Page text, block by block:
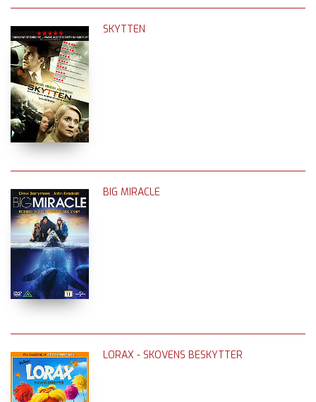
SKYTTEN
BIG MIRACLE
LORAX - SKOVENS BESKYTTER